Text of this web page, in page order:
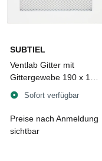
SUBTIEL
Ventlab Gitter mit
Gittergewebe 190 x 170
mm, weiß
Sofort verfügbar
Preise nach Anmeldung
sichtbar